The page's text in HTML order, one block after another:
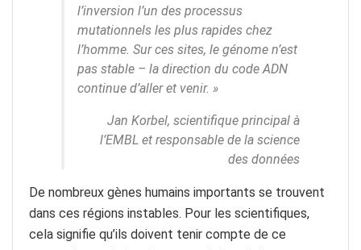
l’inversion l’un des processus
mutationnels les plus rapides chez
l’homme. Sur ces sites, le génome n’est
pas stable – la direction du code ADN
continue d’aller et venir. »
Jan Korbel, scientifique principal à
l’EMBL et responsable de la science
des données
De nombreux gènes humains importants se trouvent
dans ces régions instables. Pour les scientifiques,
cela signifie qu’ils doivent tenir compte de ce